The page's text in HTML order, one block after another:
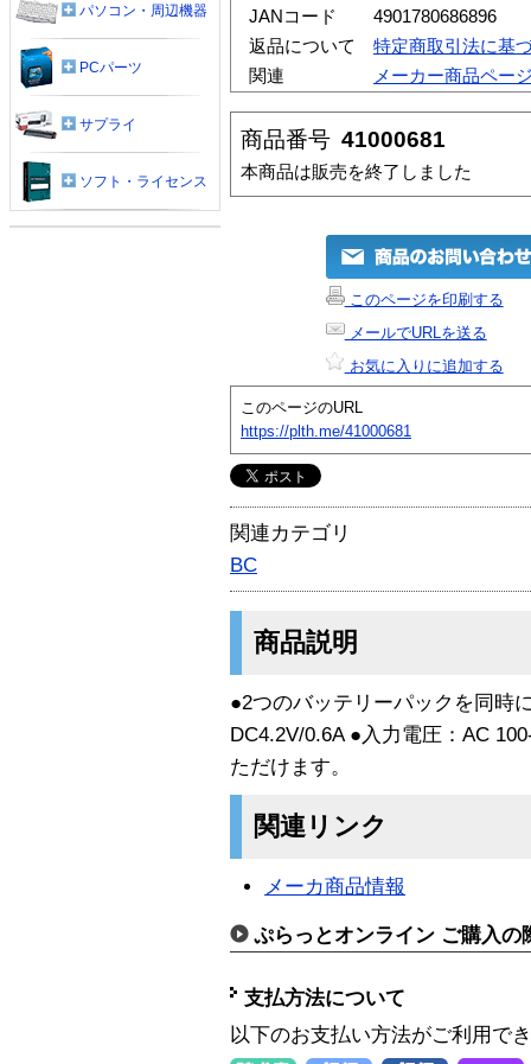
JANコード
4901780686896
返品について
特定商取引法に基
関連
メーカー商品ペー
商品番号 41000681
本商品は販売を終了しました
このページを印刷する
メールでURLを送る
お気に入りに追加する
このページのURL
https://plth.me/41000681
関連カテゴリ
BC
商品説明
●2つのバッテリーパックを同時
DC4.2V/0.6A ●入力電圧：AC
ただけます。
関連リンク
メーカ商品情報
ぷらっとオンライン ご購入の
支払方法について
以下のお支払い方法がご利用で
パソコン・周辺機器
PCパーツ
サプライ
ソフト・ライセンス